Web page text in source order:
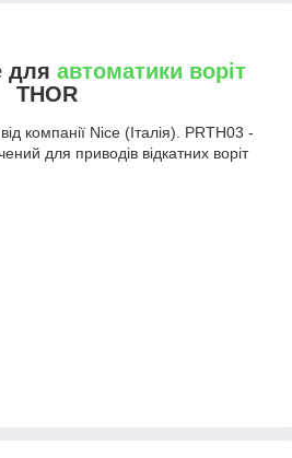
для автоматики воріт
THOR
компанії Nice (Італія). PRTH03 -
для приводів відкатних воріт